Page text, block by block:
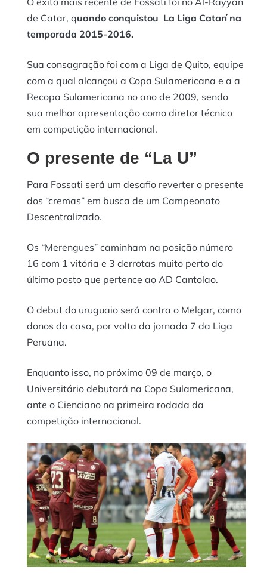
de Catar, quando conquistou La Liga Catarí na
temporada 2015-2016.
Sua consagração foi com a Liga de Quito, equipe
com a qual alcançou a Copa Sulamericana e a a
Recopa Sulamericana no ano de 2009, sendo
sua melhor apresentação como diretor técnico
em competição internacional.
O presente de “La U”
Para Fossati será um desafio reverter o presente
dos “cremas” em busca de um Campeonato
Descentralizado.
Os “Merengues” caminham na posição número
16 com 1 vitória e 3 derrotas muito perto do
último posto que pertence ao AD Cantolao.
O debut do uruguaio será contra o Melgar, como
donos da casa, por volta da jornada 7 da Liga
Peruana.
Enquanto isso, no próximo 09 de março, o
Universitário debutará na Copa Sulamericana,
ante o Cienciano na primeira rodada da
competição internacional.